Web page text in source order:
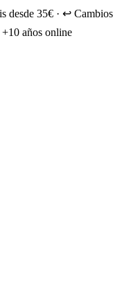
desde 35€ · ↩️ Cambios
años online